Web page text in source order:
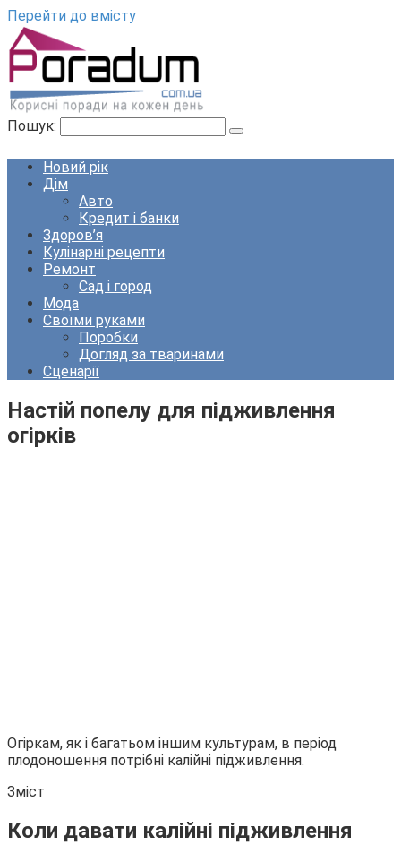
Перейти до вмісту
Пошук:
Новий рік
Дім
Авто
Кредит і банки
Здоров’я
Кулінарні рецепти
Ремонт
Сад і город
Мода
Своїми руками
Поробки
Догляд за тваринами
Сценарії
Настій попелу для підживлення
огірків
Огіркам, як і багатьом іншим культурам, в період
плодоношення потрібні калійні підживлення.
Зміст
Коли давати калійні підживлення